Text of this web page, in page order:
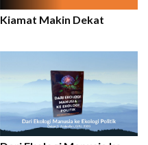
Kiamat Makin Dekat